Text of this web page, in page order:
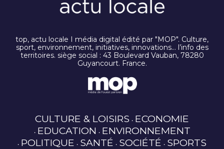
top, actu locale I média digital édité par "MOP". Culture,
sport, environnement, initiatives, innovations… l’info des
territoires. siège social : 43 Boulevard Vauban, 78280
Guyancourt. France.
CULTURE & LOISIRS ECONOMIE
EDUCATION ENVIRONNEMENT
POLITIQUE SANTÉ SOCIÉTÉ SPORTS